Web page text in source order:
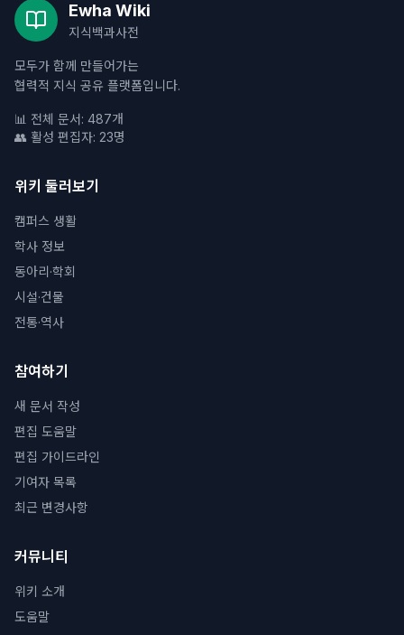
Ewha Wiki
지식백과사전
모두가 함께 만들어가는
협력적 지식 공유 플랫폼입니다.
📊 전체 문서: 487개
👥 활성 편집자: 23명
위키 둘러보기
캠퍼스 생활
학사 정보
동아리·학회
시설·건물
전통·역사
참여하기
새 문서 작성
편집 도움말
편집 가이드라인
기여자 목록
최근 변경사항
커뮤니티
위키 소개
도움말